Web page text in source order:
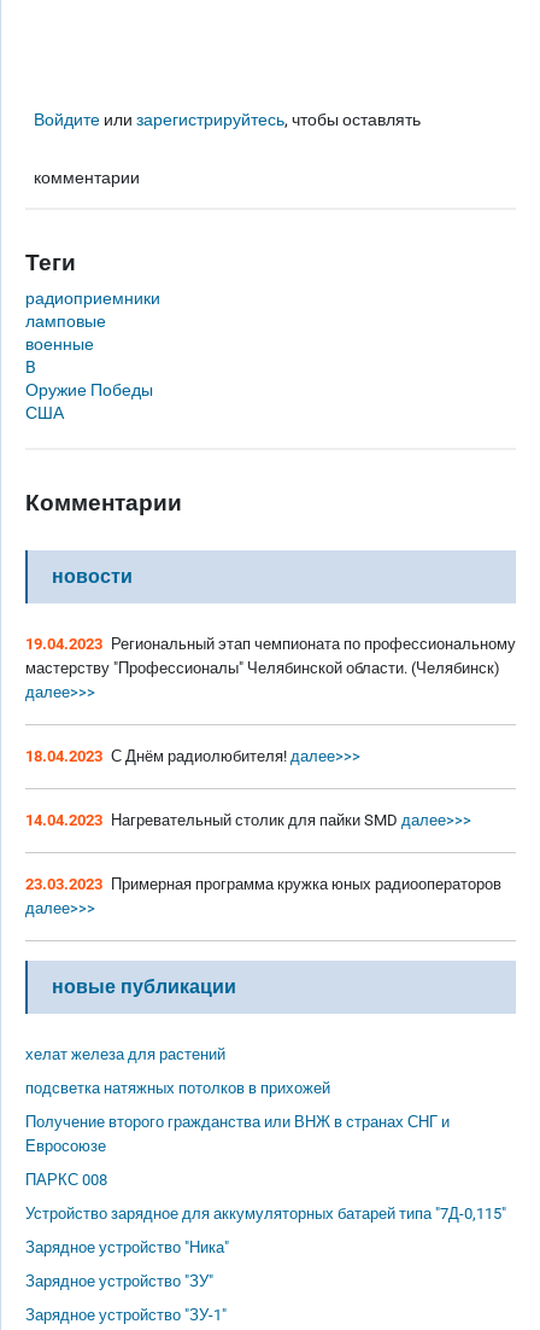
Войдите илизарегистрируйтесь, чтобы оставлять
комментарии
Теги
радиоприемники
ламповые
военные
B
Оружие Победы
США
Комментарии
новости
19.04.2023 Региональный этап чемпионата по профессиональному
мастерству "Профессионалы" Челябинской области. (Челябинск)
далее>>>
18.04.2023 С Днём радиолюбителя! далее>>>
14.04.2023 Нагревательный столик для пайки SMD далее>>>
23.03.2023 Примерная программа кружка юных радиооператоров
далее>>>
новые публикации
хелат железа для растений
подсветка натяжных потолков в прихожей
Получение второго гражданства или ВНЖ в странах СНГ и
Евросоюзе
ПАРКС 008
Устройство зарядное для аккумуляторных батарей типа "7Д-0,115"
Зарядное устройство "Ника"
Зарядное устройство "ЗУ"
Зарядное устройство "ЗУ-1"